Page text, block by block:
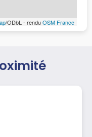
/ODbL - renduOSM France